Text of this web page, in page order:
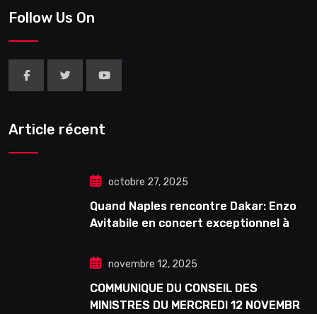
Follow Us On
Article récent
octobre 27, 2025
Quand Naples rencontre Dakar: Enzo
Avitabile en concert exceptionnel à
novembre 12, 2025
COMMUNIQUE DU CONSEIL DES
MINISTRES DU MERCREDI 12 NOVEMBRE